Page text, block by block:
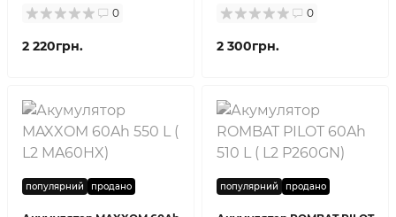
0
2 220грн.
0
2 300грн.
популярний продано популярний продано